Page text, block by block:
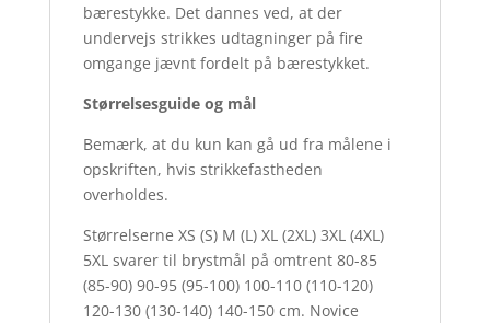
bærestykke. Det dannes ved, at der
undervejs strikkes udtagninger på fire
omgange jævnt fordelt på bærestykket.
Størrelsesguide og mål
Bemærk, at du kun kan gå ud fra målene i
opskriften, hvis strikkefastheden
overholdes.
Størrelserne XS (S) M (L) XL (2XL) 3XL (4XL)
5XL svarer til brystmål på omtrent 80-85
(85-90) 90-95 (95-100) 100-110 (110-120)
120-130 (130-140) 140-150 cm. Novice